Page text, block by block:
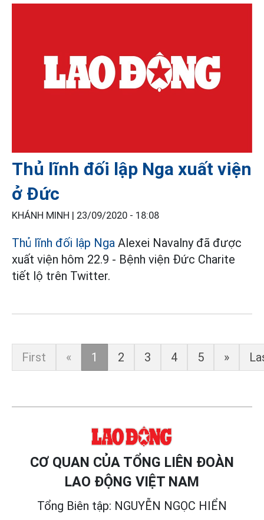
Thủ lĩnh đối lập Nga xuất viện
ở Đức
KHÁNH MINH | 23/09/2020 - 18:08
Thủ lĩnh đối lập Nga Alexei Navalny đã được
xuất viện hôm 22.9 - Bệnh viện Đức Charite
tiết lộ trên Twitter.
First « 1 2 3 4 5 »
CƠ QUAN CỦA TỔNG LIÊN ĐOÀN
LAO ĐỘNG VIỆT NAM
Tổng Biên tập: NGUYỄN NGỌC HIỂN